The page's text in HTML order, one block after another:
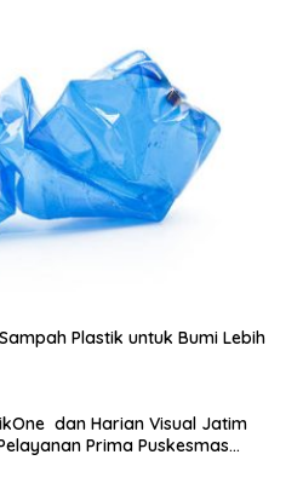
Plastik untuk Bumi Lebih
dan Harian Visual Jatim
Prima Puskesmas